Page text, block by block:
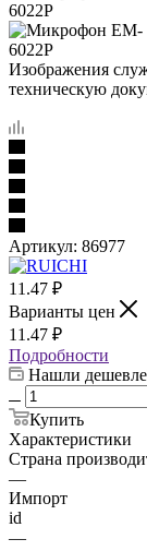
Изображения
техническую
Артикул: 86977
11.47 ₽
Варианты цен
11.47 ₽
Подробности
Нашли
Купить
Характеристики
Страна
—
Импорт
id
—